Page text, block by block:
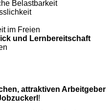
Belastbarkeit
im Freien
und Lernbereitschaft
attraktiven Arbeitgeber
!